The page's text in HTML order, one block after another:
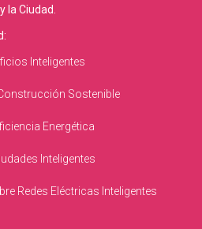
la Ciudad.
Inteligentes
Sostenible
Energética
Inteligentes
Redes Eléctricas Inteligentes